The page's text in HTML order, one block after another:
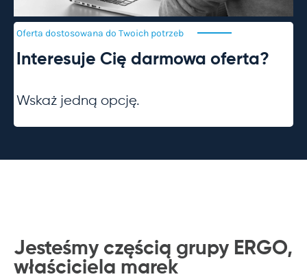
Oferta dostosowana do Twoich potrzeb
Interesuje Cię darmowa oferta?
Wskaż jedną opcję.
Jesteśmy częścią grupy ERGO,
właściciela marek